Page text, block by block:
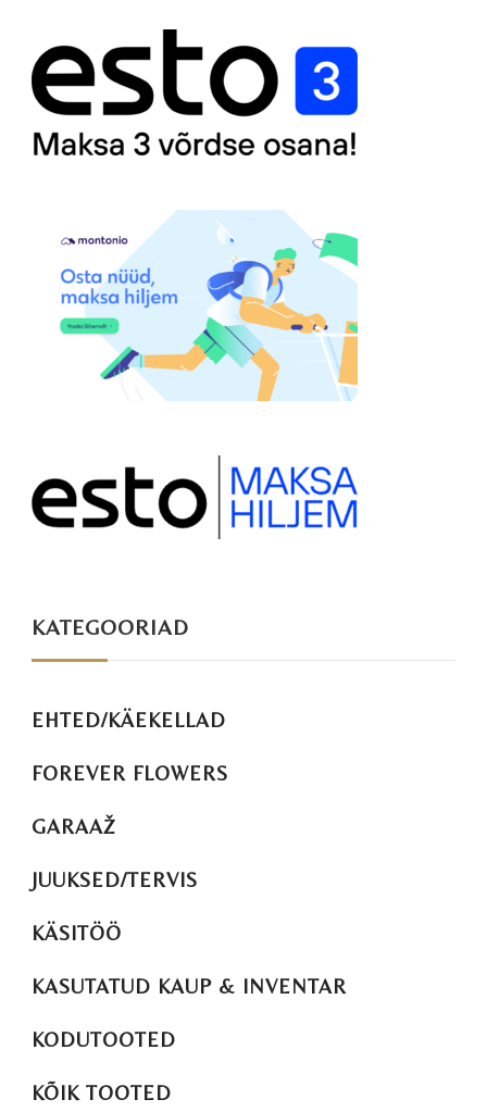
KATEGOORIAD
EHTED/KÄEKELLAD
FOREVER FLOWERS
GARAAŽ
JUUKSED/TERVIS
KÄSITÖÖ
KASUTATUD KAUP & INVENTAR
KODUTOOTED
KÕIK TOOTED